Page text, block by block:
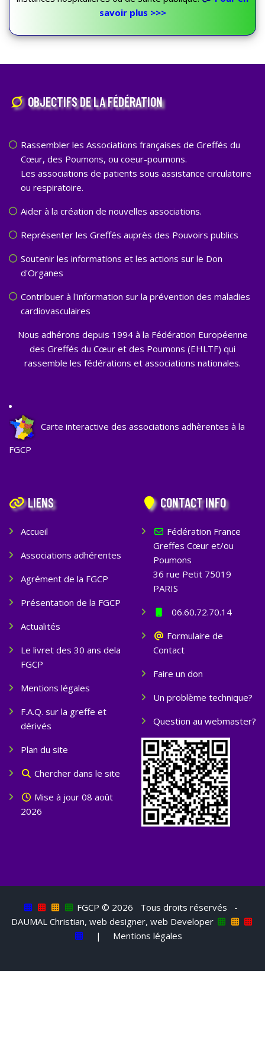
savoir plus >>>
OBJECTIFS DE LA FÉDÉRATION
Rassembler les Associations françaises de Greffés du
Cœur, des Poumons, ou coeur-poumons.
Les associations de patients sous assistance circulatoire
ou respiratoire.
Aider à la création de nouvelles associations.
Représenter les Greffés auprès des Pouvoirs publics
Soutenir les informations et les actions sur le Don
d'Organes
Contribuer à l'information sur la prévention des maladies
cardiovasculaires
Nous adhérons depuis 1994 à la Fédération Européenne
des Greffés du Cœur et des Poumons (EHLTF) qui
rassemble les fédérations et associations nationales.
Carte interactive des associations adhèrentes à la
FGCP
LIENS
Accueil
Associations adhérentes
Agrément de la FGCP
Présentation de la FGCP
Actualités
Le livret des 30 ans dela
FGCP
Mentions légales
F.A.Q. sur la greffe et
dérivés
Plan du site
Chercher dans le site
Mise à jour 08 août
2026
CONTACT INFO
Fédération France
Greffes Cœur et/ou
Poumons
36 rue Petit 75019
PARIS
06.60.72.70.14
Formulaire de
Contact
Faire un don
Un problème technique?
Question au webmaster?
FGCP © 2026 Tous droits réservés -
DAUMAL Christian, web designer, web Developer
|
Mentions légales